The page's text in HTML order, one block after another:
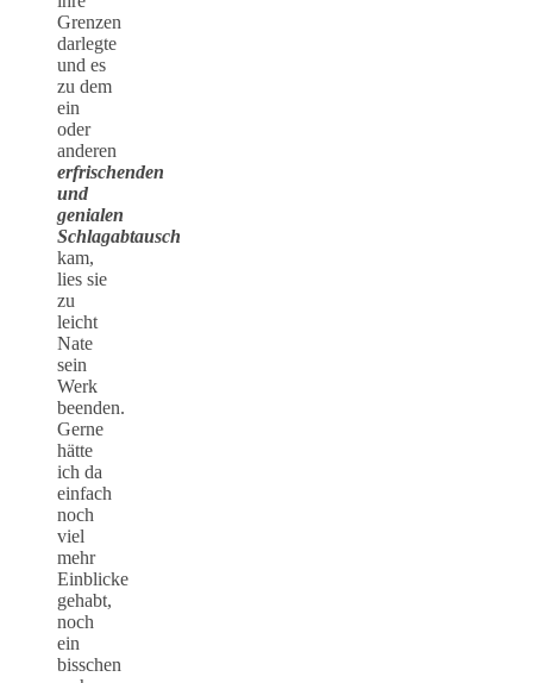
Grenzen
darlegte
und es
zu dem
ein
oder
anderen
erfrischenden
und
genialen
Schlagabtausch
kam,
lies sie
zu
leicht
Nate
sein
Werk
beenden.
Gerne
hätte
ich da
einfach
noch
viel
mehr
Einblicke
gehabt,
noch
ein
bisschen